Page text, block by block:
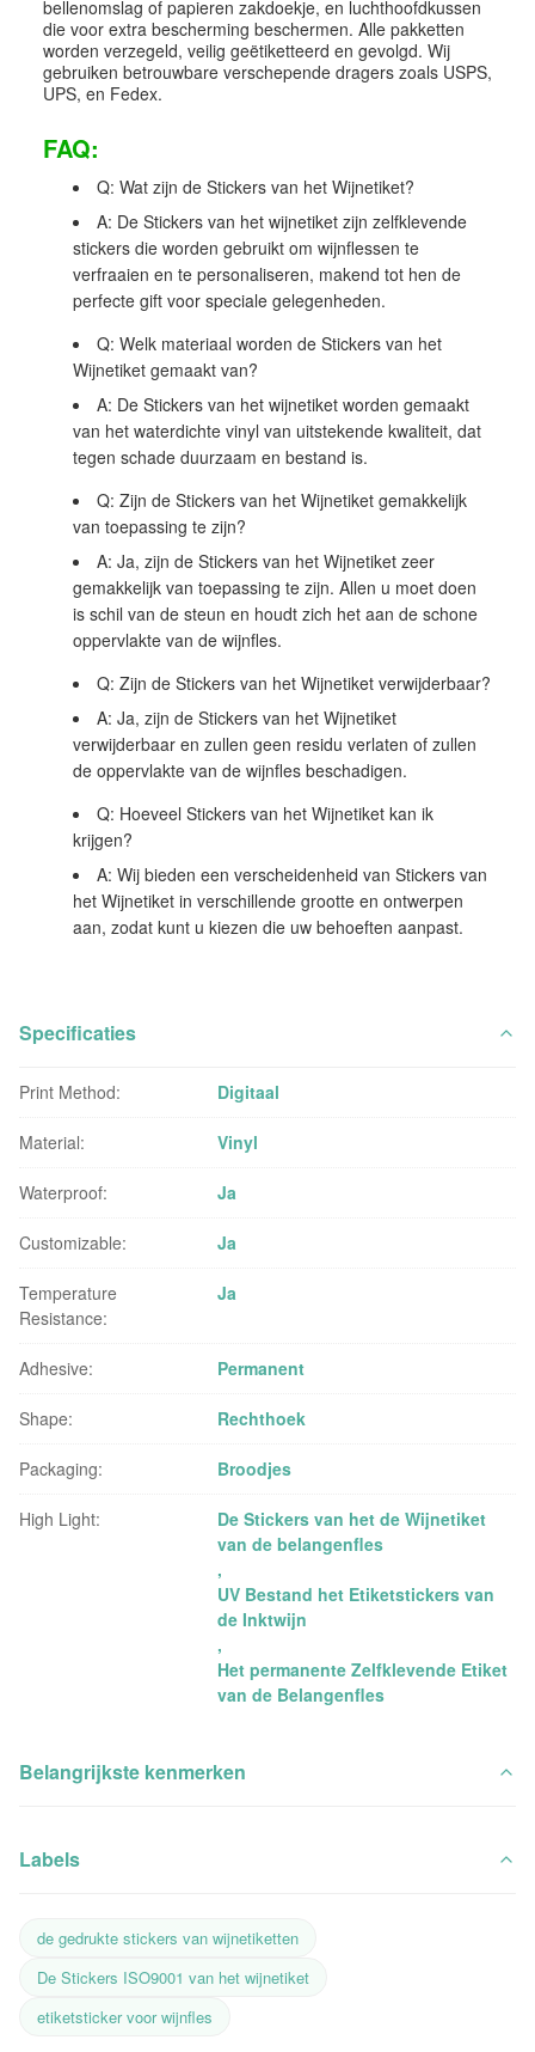
bellenomslag of papieren zakdoekje, en luchthoofdkussen
die voor extra bescherming beschermen. Alle pakketten
worden verzegeld, veilig geëtiketteerd en gevolgd. Wij
gebruiken betrouwbare verschepende dragers zoals USPS,
UPS, en Fedex.
FAQ:
Q: Wat zijn de Stickers van het Wijnetiket?
A: De Stickers van het wijnetiket zijn zelfklevende
stickers die worden gebruikt om wijnflessen te
verfraaien en te personaliseren, makend tot hen de
perfecte gift voor speciale gelegenheden.
Q: Welk materiaal worden de Stickers van het
Wijnetiket gemaakt van?
A: De Stickers van het wijnetiket worden gemaakt
van het waterdichte vinyl van uitstekende kwaliteit, dat
tegen schade duurzaam en bestand is.
Q: Zijn de Stickers van het Wijnetiket gemakkelijk
van toepassing te zijn?
A: Ja, zijn de Stickers van het Wijnetiket zeer
gemakkelijk van toepassing te zijn. Allen u moet doen
is schil van de steun en houdt zich het aan de schone
oppervlakte van de wijnfles.
Q: Zijn de Stickers van het Wijnetiket verwijderbaar?
A: Ja, zijn de Stickers van het Wijnetiket
verwijderbaar en zullen geen residu verlaten of zullen
de oppervlakte van de wijnfles beschadigen.
Q: Hoeveel Stickers van het Wijnetiket kan ik
krijgen?
A: Wij bieden een verscheidenheid van Stickers van
het Wijnetiket in verschillende grootte en ontwerpen
aan, zodat kunt u kiezen die uw behoeften aanpast.
Specificaties
Print Method: Digitaal
Material: Vinyl
Waterproof: Ja
Customizable: Ja
Temperature
Resistance:
Ja
Adhesive: Permanent
Shape: Rechthoek
Packaging: Broodjes
High Light:
De Stickers van het de Wijnetiket
van de belangenfles
,
UV Bestand het Etiketstickers van
de Inktwijn
,
Het permanente Zelfklevende Etiket
van de Belangenfles
Belangrijkste kenmerken
Labels
de gedrukte stickers van wijnetiketten
De Stickers ISO9001 van het wijnetiket
etiketsticker voor wijnfles